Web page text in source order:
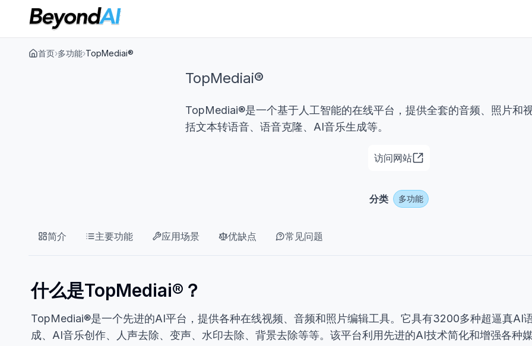
首页›多功能›TopMediai®
TopMediai®
TopMediai®是一个基于人工智能的在线平台，提供全套的音频、照片和
括文本转语音、语音克隆、AI音乐生成等。
访问网站
分类 多功能
简介 主要功能 应用场景 优缺点 常见问题
什么是TopMediai®？
TopMediai®是一个先进的AI平台，提供各种在线视频、音频和照片编辑工具。它具有3200多种超逼真AI
成、AI音乐创作、人声去除、变声、水印去除、背景去除等等。该平台利用先进的AI技术简化和增强各种